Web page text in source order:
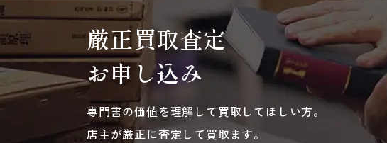
厳正買取査定
お申し込み
専門書の価値を理解して買取してほしい方。
店主が厳正に査定して買取ます。